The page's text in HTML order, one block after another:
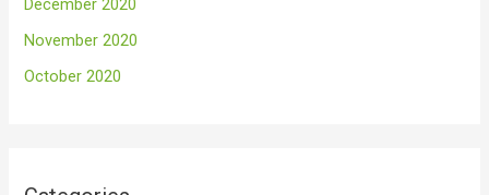
December 2020
November 2020
October 2020